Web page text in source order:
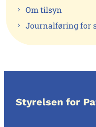
Om tilsyn
Journalføring for
Styrelsen for